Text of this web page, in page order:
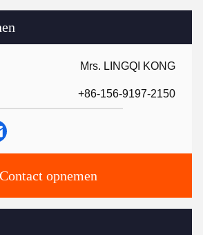
Mrs. LINGQI KONG
+86-156-9197-2150
Contact opnemen